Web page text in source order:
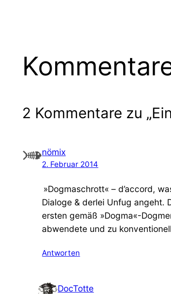
2 Kommentare zu
nömix
2. Februar 2014
»Dogmaschrott« – d’accord,
Dialoge & derlei Unfug angeht.
ersten gemäß »Dogma«-
abwendete und zu
Antworten
DocTotte